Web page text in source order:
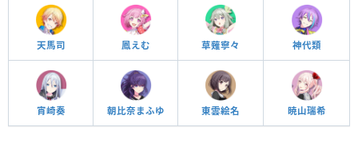
天馬司 鳳えむ 草薙寧々 神代類
宵崎奏 朝比奈まふゆ 東雲絵名 暁山瑞希